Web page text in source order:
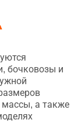
бочковозы и
массы, а также